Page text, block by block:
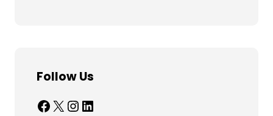
Follow Us
Facebook X InstagramLinkedIn